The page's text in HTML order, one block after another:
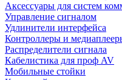
Аксессуары для систем
Управление сигналом
Удлинители интерфейса
Контроллеры и
Распределители сигнала
Кабелистика для проф AV
Мобильные стойки